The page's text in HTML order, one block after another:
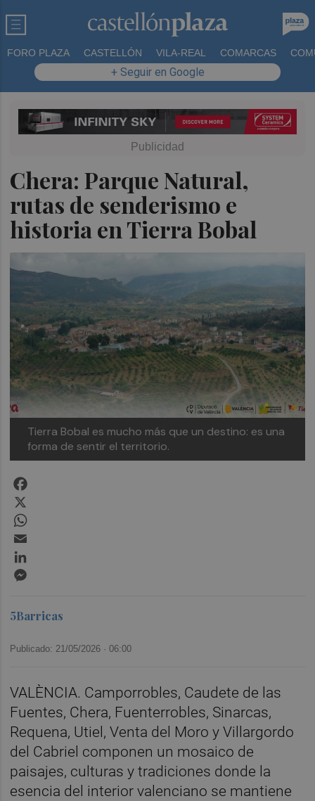
FORO PLAZA CASTELLÓN VILA-REAL COMARCAS
+ Seguir en Google
Chera: Parque Natural,
rutas de senderismo e
historia en Tierra Bobal
Tierra Bobal es mucho más que un destino: es una
forma de sentir el territorio.
5Barricas
Publicado: 21/05/2026 ·06:00
VALÈNCIA. Camporrobles, Caudete de las
Fuentes, Chera, Fuenterrobles, Sinarcas,
Requena, Utiel, Venta del Moro y Villargordo
del Cabriel componen un mosaico de
paisajes, culturas y tradiciones donde la
esencia del interior valenciano se mantiene